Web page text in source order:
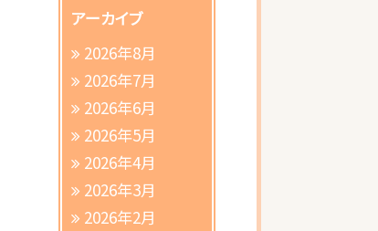
アーカイブ
2026年8月
2026年7月
2026年6月
2026年5月
2026年4月
2026年3月
2026年2月